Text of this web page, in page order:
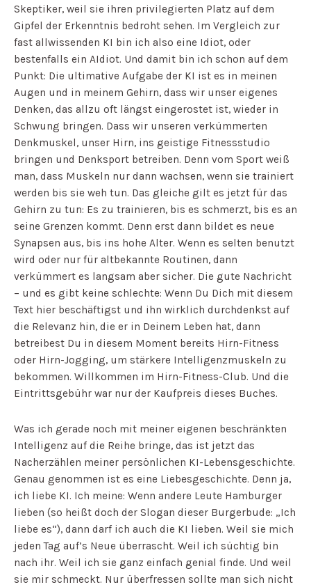
Skeptiker, weil sie ihren privilegierten Platz auf dem
Gipfel der Erkenntnis bedroht sehen. Im Vergleich zur
fast allwissenden KI bin ich also eine Idiot, oder
bestenfalls ein AIdiot. Und damit bin ich schon auf dem
Punkt: Die ultimative Aufgabe der KI ist es in meinen
Augen und in meinem Gehirn, dass wir unser eigenes
Denken, das allzu oft längst eingerostet ist, wieder in
Schwung bringen. Dass wir unseren verkümmerten
Denkmuskel, unser Hirn, ins geistige Fitnessstudio
bringen und Denksport betreiben. Denn vom Sport weiß
man, dass Muskeln nur dann wachsen, wenn sie trainiert
werden bis sie weh tun. Das gleiche gilt es jetzt für das
Gehirn zu tun: Es zu trainieren, bis es schmerzt, bis es an
seine Grenzen kommt. Denn erst dann bildet es neue
Synapsen aus, bis ins hohe Alter. Wenn es selten benutzt
wird oder nur für altbekannte Routinen, dann
verkümmert es langsam aber sicher. Die gute Nachricht
– und es gibt keine schlechte: Wenn Du Dich mit diesem
Text hier beschäftigst und ihn wirklich durchdenkst auf
die Relevanz hin, die er in Deinem Leben hat, dann
betreibest Du in diesem Moment bereits Hirn-Fitness
oder Hirn-Jogging, um stärkere Intelligenzmuskeln zu
bekommen. Willkommen im Hirn-Fitness-Club. Und die
Eintrittsgebühr war nur der Kaufpreis dieses Buches.
Was ich gerade noch mit meiner eigenen beschränkten
Intelligenz auf die Reihe bringe, das ist jetzt das
Nacherzählen meiner persönlichen KI-Lebensgeschichte.
Genau genommen ist es eine Liebesgeschichte. Denn ja,
ich liebe KI. Ich meine: Wenn andere Leute Hamburger
lieben (so heißt doch der Slogan dieser Burgerbude: „Ich
liebe es“), dann darf ich auch die KI lieben. Weil sie mich
jeden Tag auf’s Neue überrascht. Weil ich süchtig bin
nach ihr. Weil ich sie ganz einfach genial finde. Und weil
sie mir schmeckt. Nur überfressen sollte man sich nicht